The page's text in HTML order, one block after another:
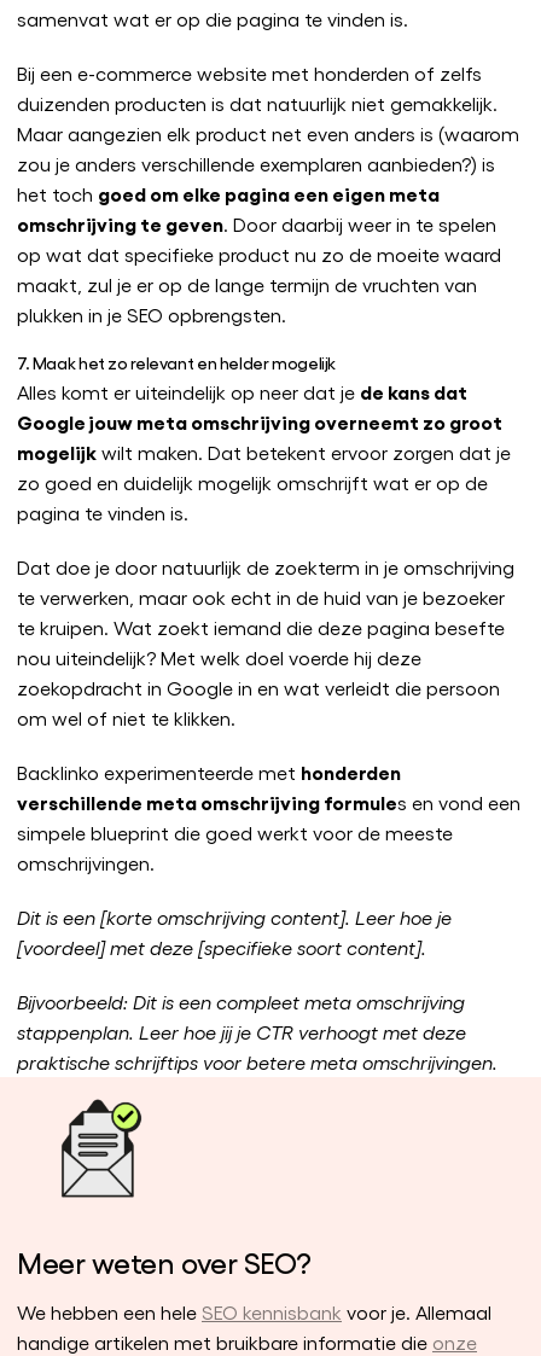
samenvat wat er op die pagina te vinden is.
Bij een e-commerce website met honderden of zelfs
duizenden producten is dat natuurlijk niet gemakkelijk.
Maar aangezien elk product net even anders is (waarom
zou je anders verschillende exemplaren aanbieden?) is
het toch goed om elke pagina een eigen meta
omschrijving te geven. Door daarbij weer in te spelen
op wat dat specifieke product nu zo de moeite waard
maakt, zul je er op de lange termijn de vruchten van
plukken in je SEO opbrengsten.
7. Maak het zo relevant en helder mogelijk
Alles komt er uiteindelijk op neer dat je de kans dat
Google jouw meta omschrijving overneemt zo groot
mogelijk wilt maken. Dat betekent ervoor zorgen dat je
zo goed en duidelijk mogelijk omschrijft wat er op de
pagina te vinden is.
Dat doe je door natuurlijk de zoekterm in je omschrijving
te verwerken, maar ook echt in de huid van je bezoeker
te kruipen. Wat zoekt iemand die deze pagina besefte
nou uiteindelijk? Met welk doel voerde hij deze
zoekopdracht in Google in en wat verleidt die persoon
om wel of niet te klikken.
Backlinko experimenteerde met honderden
verschillende meta omschrijving formules en vond een
simpele blueprint die goed werkt voor de meeste
omschrijvingen.
Dit is een [korte omschrijving content]. Leer hoe je
[voordeel] met deze [specifieke soort content].
Bijvoorbeeld: Dit is een compleet meta omschrijving
stappenplan. Leer hoe jij je CTR verhoogt met deze
praktische schrijftips voor betere meta omschrijvingen.
Meer weten over SEO?
We hebben een hele SEO kennisbank voor je. Allemaal
handige artikelen met bruikbare informatie die onze